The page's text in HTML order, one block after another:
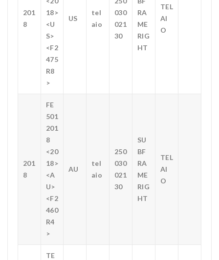
201
8
18>
<U
S>
<F2
475
R8
>
US
tel
aio
030
021
30
RA
ME
RIG
HT
TEL
AI
O
201
8
FE
501
201
8
<20
18>
<A
U>
<F2
460
R4
>
AU
tel
aio
250
030
021
30
SU
BF
RA
ME
RIG
HT
TEL
AI
O
TE